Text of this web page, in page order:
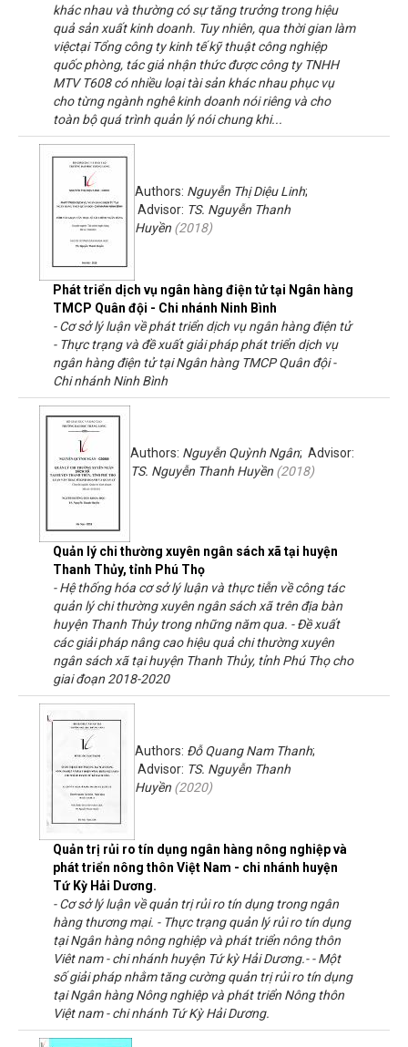
khác nhau và thường có sự tăng trưởng trong hiệu
quả sản xuất kinh doanh. Tuy nhiên, qua thời gian làm
việctại Tổng công ty kinh tế kỹ thuật công nghiệp
quốc phòng, tác giả nhận thức được công ty TNHH
MTV T608 có nhiều loại tài sản khác nhau phục vụ
cho từng ngành nghê kinh doanh nói riêng và cho
toàn bộ quá trình quản lý nói chung khi...
Phát triển dịch vụ ngân hàng điện tử tại Ngân hàng
TMCP Quân đội - Chi nhánh Ninh Bình
Authors: Nguyễn Thị Diệu Linh;
Advisor: TS. Nguyễn Thanh
Huyền (2018)
- Cơ sở lý luận về phát triển dịch vụ ngân hàng điện tử
- Thực trạng và đề xuất giải pháp phát triển dịch vụ
ngân hàng điện tử tại Ngân hàng TMCP Quân đội -
Chi nhánh Ninh Bình
Quản lý chi thường xuyên ngân sách xã tại huyện
Thanh Thủy, tỉnh Phú Thọ
Authors: Nguyễn Quỳnh Ngân; Advisor:
TS. Nguyễn Thanh Huyền (2018)
- Hệ thống hóa cơ sở lý luận và thực tiễn về công tác
quản lý chi thường xuyên ngân sách xã trên địa bàn
huyện Thanh Thủy trong những năm qua. - Đề xuất
các giải pháp nâng cao hiệu quả chi thường xuyên
ngân sách xã tại huyện Thanh Thủy, tỉnh Phú Thọ cho
giai đoạn 2018-2020
Quản trị rủi ro tín dụng ngân hàng nông nghiệp và
phát triển nông thôn Việt Nam - chi nhánh huyện
Tứ Kỳ Hải Dương.
Authors: Đỗ Quang Nam Thanh;
Advisor: TS. Nguyễn Thanh
Huyền (2020)
- Cơ sở lý luận về quản trị rủi ro tín dụng trong ngân
hàng thương mại. - Thực trạng quản lý rủi ro tín dụng
tại Ngân hàng nông nghiệp và phát triển nông thôn
Viêt nam - chi nhánh huyện Tứ kỳ Hải Dương.- - Một
số giải pháp nhằm tăng cường quản trị rủi ro tín dụng
tại Ngân hàng Nông nghiệp và phát triển Nông thôn
Việt nam - chi nhánh Tứ Kỳ Hải Dương.